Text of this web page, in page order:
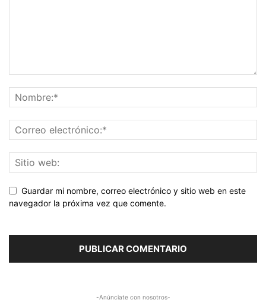
Guardar mi nombre, correo electrónico y sitio web en este
navegador la próxima vez que comente.
-Anúnciate con nosotros-